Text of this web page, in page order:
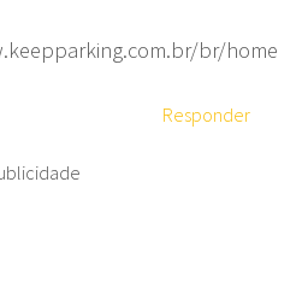
br/home
Responder